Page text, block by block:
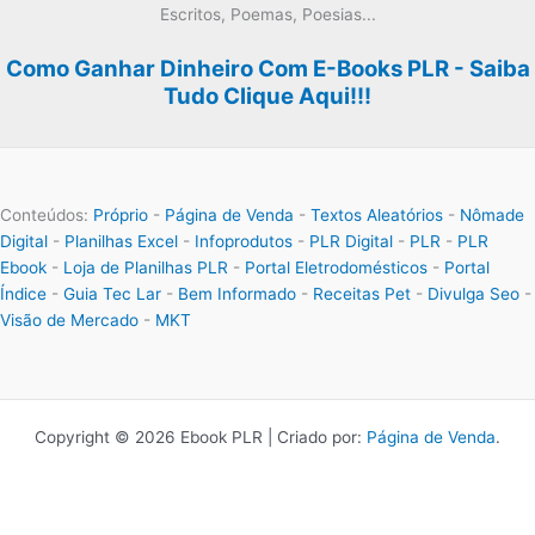
Escritos, Poemas, Poesias...
Como Ganhar Dinheiro Com E-Books PLR - Saiba
Tudo Clique Aqui!!!
Conteúdos: Próprio - Página de Venda - Textos Aleatórios - Nômade
Digital - Planilhas Excel - Infoprodutos - PLR Digital - PLR - PLR
Ebook - Loja de Planilhas PLR - Portal Eletrodomésticos - Portal
Índice - Guia Tec Lar - Bem Informado - Receitas Pet - Divulga Seo -
Visão de Mercado - MKT
Copyright © 2026 Ebook PLR | Criado por: Página de Venda.